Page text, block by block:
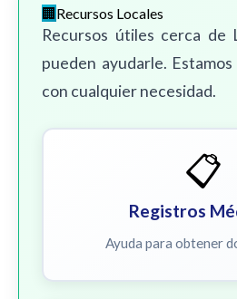
Recursos Locales
Recursos útiles cerca de
pueden ayudarle.
con cualquier necesidad.
📋
Registros
Ayuda para obtener